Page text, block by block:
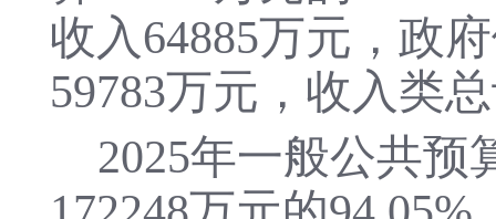
收入64885万元，政
59783万元，收入类
2025年一般公共预